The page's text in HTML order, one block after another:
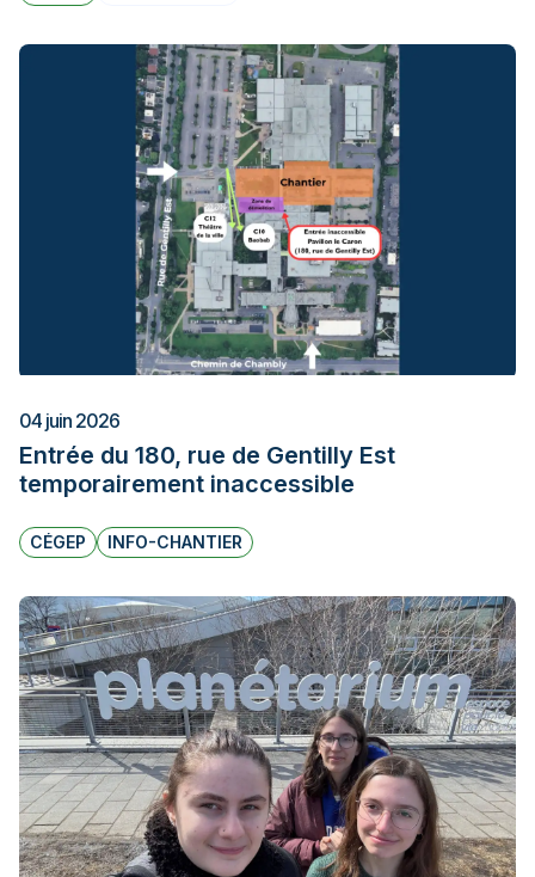
04 juin 2026
Entrée du 180, rue de Gentilly Est
temporairement inaccessible
CÉGEP INFO-CHANTIER